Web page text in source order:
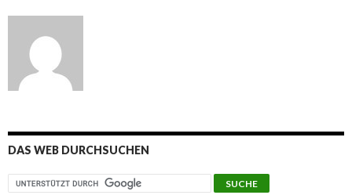
DAS WEB DURCHSUCHEN